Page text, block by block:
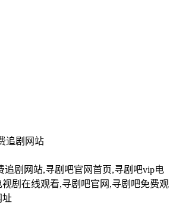
追剧网站
追剧网站,寻剧吧官网首页,寻剧吧vip电
剧在线观看,寻剧吧官网,寻剧吧免费观
址